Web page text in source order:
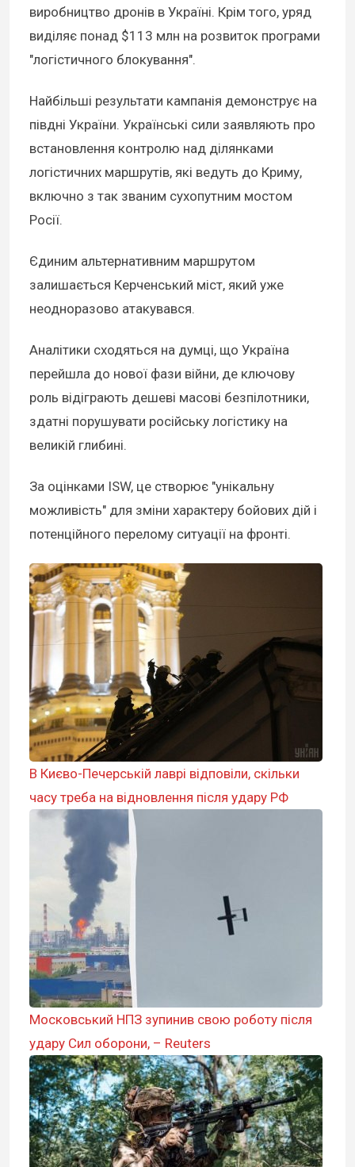
виробництво дронів в Україні. Крім того, уряд
виділяє понад $113 млн на розвиток програми
"логістичного блокування".
Найбільші результати кампанія демонструє на
півдні України. Українські сили заявляють про
встановлення контролю над ділянками
логістичних маршрутів, які ведуть до Криму,
включно з так званим сухопутним мостом
Росії.
Єдиним альтернативним маршрутом
залишається Керченський міст, який уже
неодноразово атакувався.
Аналітики сходяться на думці, що Україна
перейшла до нової фази війни, де ключову
роль відіграють дешеві масові безпілотники,
здатні порушувати російську логістику на
великій глибині.
За оцінками ISW, це створює "унікальну
можливість" для зміни характеру бойових дій і
потенційного перелому ситуації на фронті.
В Києво-Печерській лаврі відповіли, скільки
часу треба на відновлення після удару РФ
Московський НПЗ зупинив свою роботу після
удару Сил оборони, – Reuters